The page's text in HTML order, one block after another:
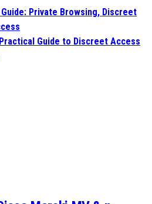
Guide: Private Browsing, Discreet
Guide to Discreet Access